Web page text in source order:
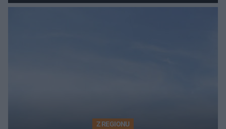
województwie podlaskim
Z REGIONU